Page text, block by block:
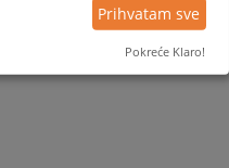
Prihvatam sve
Pokreće Klaro!